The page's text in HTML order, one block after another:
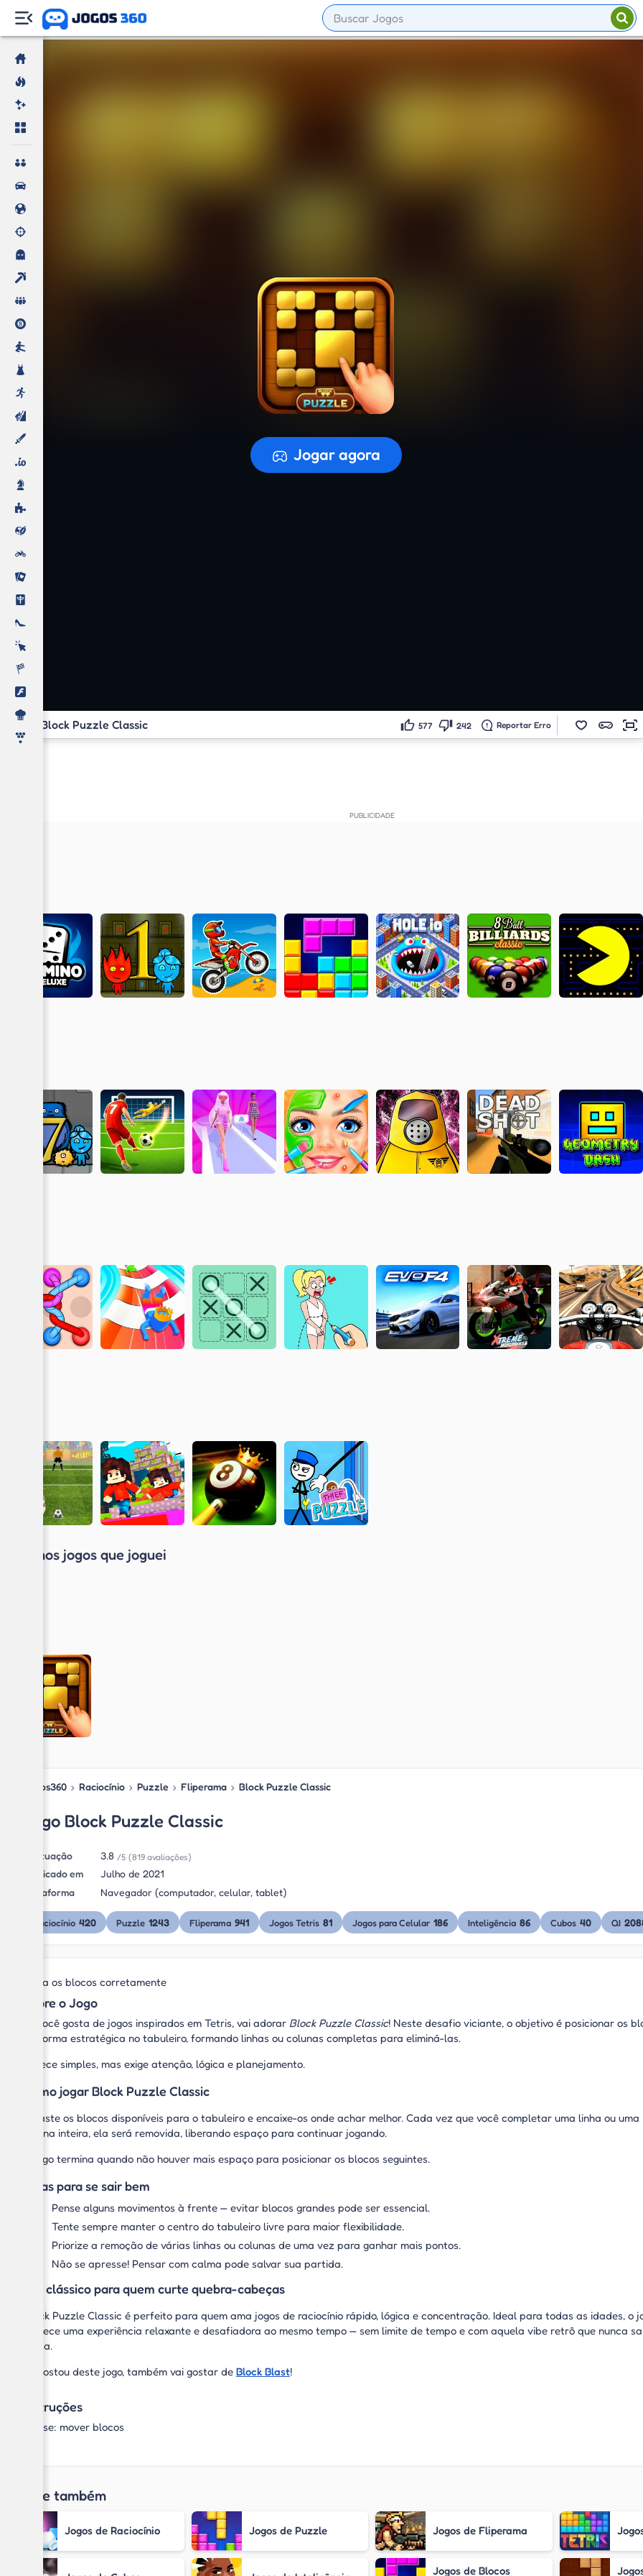
Jogar agora
A preparar o jogo...
Block Puzzle Classic 577 242 Reportar Erro
Últimos jogos que joguei
Jogos360 › Raciocínio › Puzzle › Fliperama › Block Puzzle Classic
Jogo Block Puzzle Classic
Pontuação 3.8 /5 (819 avaliações)
Publicado em
Julho de 2021
Plataforma
Navegador (computador, celular, tablet)
Raciocínio 420 Puzzle 1243 Fliperama 941 Jogos Tetris 81 Jogos para Celular 186 Inteligência 86 Cubos 40 QI
Mova os blocos corretamente
Sobre o Jogo
Se você gosta de jogos inspirados em Tetris, vai adorar Block Puzzle Classic! Neste desafio viciante, o objetivo é posicionar os
de forma estratégica no tabuleiro, formando linhas ou colunas completas para eliminá-las.
Parece simples, mas exige atenção, lógica e planejamento.
Como jogar Block Puzzle Classic
Arraste os blocos disponíveis para o tabuleiro e encaixe-os onde achar melhor. Cada vez que você completar uma linha ou uma
coluna inteira, ela será removida, liberando espaço para continuar jogando.
O jogo termina quando não houver mais espaço para posicionar os blocos seguintes.
Dicas para se sair bem
Pense alguns movimentos à frente — evitar blocos grandes pode ser essencial.
Tente sempre manter o centro do tabuleiro livre para maior flexibilidade.
Priorize a remoção de várias linhas ou colunas de uma vez para ganhar mais pontos.
Não se apresse! Pensar com calma pode salvar sua partida.
Um clássico para quem curte quebra-cabeças
Block Puzzle Classic é perfeito para quem ama jogos de raciocínio rápido, lógica e concentração. Ideal para todas as idades, o
oferece uma experiência relaxante e desafiadora ao mesmo tempo — sem limite de tempo e com aquela vibe retrô que nunca
moda.
Se gostou deste jogo, também vai gostar de Block Blast!
Instruções
Mouse: mover blocos
Jogue também
Jogos de Raciocínio Jogos de Puzzle Jogos de Fliperama
Jogos de Blocos